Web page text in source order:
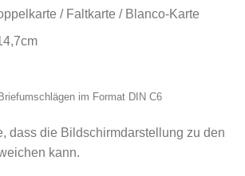
/ Faltkarte / Blanco-Karte
im Format DIN C6
dass die Bildschirmdarstellung zu den
kann.